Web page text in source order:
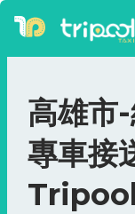
高雄市
專車接